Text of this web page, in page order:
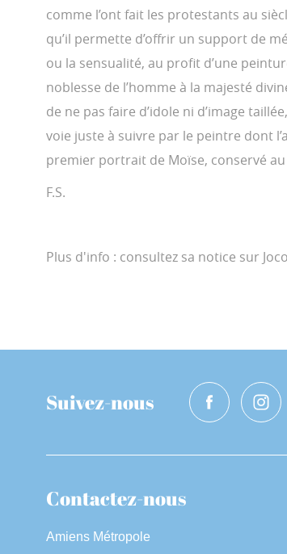
comme l’ont fait les protestants au
qu’il permette d’offrir un support de
ou la sensualité, au profit d’une
noblesse de l’homme à la majesté
de ne pas faire d’idole ni d’image
voie juste à suivre par le peintre dont
premier portrait de Moïse, conservé
F.S.
Plus d'info : consultez sa notice sur
Suivez-nous
Contactez-nous
Amiens Métropole